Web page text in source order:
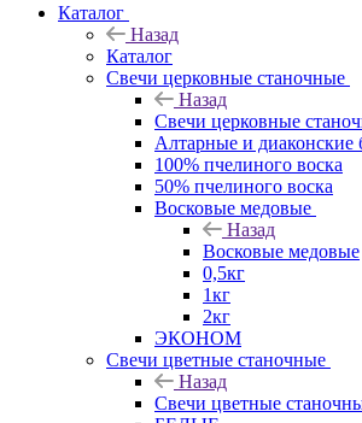
Каталог
Назад
Каталог
Свечи церковные станочные
Назад
Свечи церковные
Алтарные и диаконские
100% пчелиного воска
50% пчелиного воска
Восковые медовые
Назад
Восковые медовые
0,5кг
1кг
2кг
ЭКОНОМ
Свечи цветные станочные
Назад
Свечи цветные